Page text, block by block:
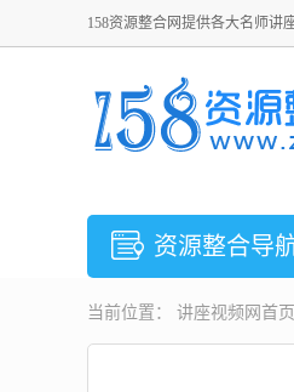
158资源整合网提供各大名师讲
资源整合导
当前位置： 讲座视频 网首